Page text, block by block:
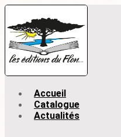
Accueil
Catalogue
Actualités